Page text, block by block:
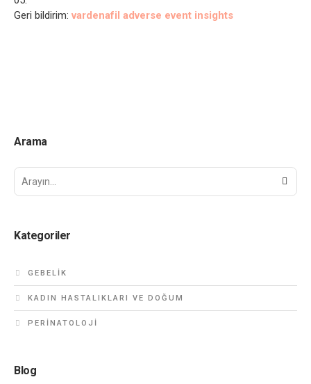
Geri bildirim: vardenafil adverse event insights
Arama
Kategoriler
GEBELIK
KADIN HASTALIKLARI VE DOĞUM
PERINATOLOJI
Blog